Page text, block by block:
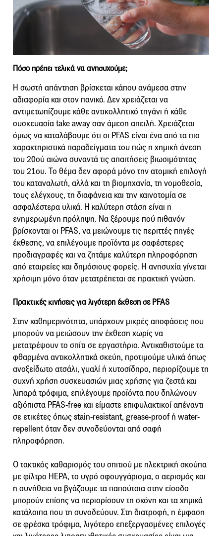
Πόσο πρέπει τελικά να ανησυχούμε;
Η σωστή απάντηση βρίσκεται κάπου ανάμεσα στην
αδιαφορία και στον πανικό. Δεν χρειάζεται να
αντιμετωπίζουμε κάθε αντικολλητικό τηγάνι ή κάθε
συσκευασία take away σαν άμεση απειλή. Χρειάζεται
όμως να καταλάβουμε ότι οι PFAS είναι ένα από τα πιο
χαρακτηριστικά παραδείγματα του πώς η χημική άνεση
του 20ού αιώνα συναντά τις απαιτήσεις βιωσιμότητας
του 21ου. Το θέμα δεν αφορά μόνο την ατομική επιλογή
του καταναλωτή, αλλά και τη βιομηχανία, τη νομοθεσία,
τους ελέγχους, τη διαφάνεια και την καινοτομία σε
ασφαλέστερα υλικά. Η καλύτερη στάση είναι η
ενημερωμένη πρόληψη. Να ξέρουμε πού πιθανόν
βρίσκονται οι PFAS, να μειώνουμε τις περιττές πηγές
έκθεσης, να επιλέγουμε προϊόντα με σαφέστερες
προδιαγραφές και να ζητάμε καλύτερη πληροφόρηση
από εταιρείες και δημόσιους φορείς. Η ανησυχία γίνεται
χρήσιμη μόνο όταν μετατρέπεται σε πρακτική γνώση.
Πρακτικές κινήσεις για λιγότερη έκθεση σε PFAS
Στην καθημερινότητα, υπάρχουν μικρές αποφάσεις που
μπορούν να μειώσουν την έκθεση χωρίς να
μετατρέψουν το σπίτι σε εργαστήριο. Αντικαθιστούμε τα
φθαρμένα αντικολλητικά σκεύη, προτιμούμε υλικά όπως
ανοξείδωτο ατσάλι, γυαλί ή χυτοσίδηρο, περιορίζουμε τη
συχνή χρήση συσκευασιών μιας χρήσης για ζεστά και
λιπαρά τρόφιμα, επιλέγουμε προϊόντα που δηλώνουν
αξιόπιστα PFAS-free και είμαστε επιφυλακτικοί απέναντι
σε ετικέτες όπως stain-resistant, grease-proof ή water-
repellent όταν δεν συνοδεύονται από σαφή
πληροφόρηση.
Ο τακτικός καθαρισμός του σπιτιού με ηλεκτρική σκούπα
με φίλτρο HEPA, το υγρό σφουγγάρισμα, ο αερισμός και
η συνήθεια να βγάζουμε τα παπούτσια στην είσοδο
μπορούν επίσης να περιορίσουν τη σκόνη και τα χημικά
κατάλοιπα που τη συνοδεύουν. Στη διατροφή, η έμφαση
σε φρέσκα τρόφιμα, λιγότερο επεξεργασμένες επιλογές